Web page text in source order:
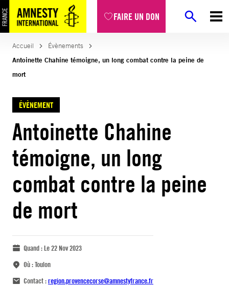
FAIRE UN DON
Accueil
Évènements
Antoinette Chahine témoigne, un long combat contre la peine de
mort
ÉVÈNEMENT
Antoinette Chahine
témoigne, un long
combat contre la peine
de mort
Quand :Le 22 Nov 2023
Où :Toulon
Contact :region.provencecorse@amnestyfrance.fr